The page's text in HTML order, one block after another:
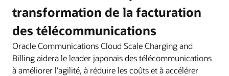
transformation de la facturation
des télécommunications
Oracle Communications Cloud Scale Charging and
Billing aidera le leader japonais des télécommunications
à améliorer l'agilité, à réduire les coûts et à accélérer